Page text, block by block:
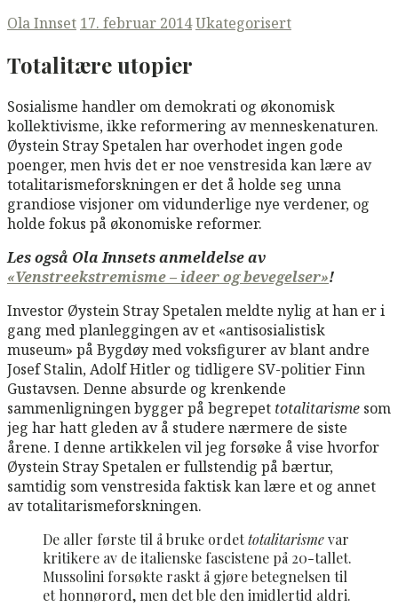
Ola Innset 17. februar 2014Ukategorisert
Totalitære utopier
Sosialisme handler om demokrati og økonomisk
kollektivisme, ikke reformering av menneskenaturen.
Øystein Stray Spetalen har overhodet ingen gode
poenger, men hvis det er noe venstresida kan lære av
totalitarismeforskningen er det å holde seg unna
grandiose visjoner om vidunderlige nye verdener, og
holde fokus på økonomiske reformer.
Les også Ola Innsets anmeldelse av
«Venstreekstremisme – ideer og bevegelser»!
Investor Øystein Stray Spetalen meldte nylig at han er i
gang med planleggingen av et «antisosialistisk
museum» på Bygdøy med voksfigurer av blant andre
Josef Stalin, Adolf Hitler og tidligere SV-politier Finn
Gustavsen. Denne absurde og krenkende
sammenligningen bygger på begrepet totalitarisme som
jeg har hatt gleden av å studere nærmere de siste
årene. I denne artikkelen vil jeg forsøke å vise hvorfor
Øystein Stray Spetalen er fullstendig på bærtur,
samtidig som venstresida faktisk kan lære et og annet
av totalitarismeforskningen.
De aller første til å bruke ordettotalitarismevar
kritikere av de italienske fascistene på 20-tallet.
Mussolini forsøkte raskt å gjøre betegnelsen til
et honnørord, men det ble den imidlertid aldri.